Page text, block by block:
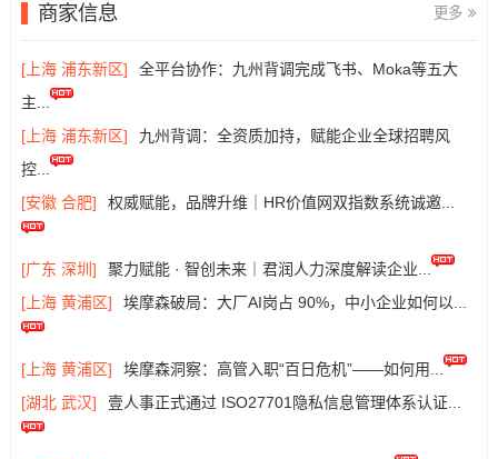
商家信息 更多
[上海 浦东新区]
全平台协作：九州背调完成飞书、Moka等五大
主...
[上海 浦东新区]
九州背调：全资质加持，赋能企业全球招聘风
控...
[安徽 合肥]
权威赋能，品牌升维｜HR价值网双指数系统诚邀...
[广东 深圳]
聚力赋能 · 智创未来｜君润人力深度解读企业...
[上海 黄浦区]
埃摩森破局：大厂AI岗占 90%，中小企业如何以...
[上海 黄浦区]
埃摩森洞察：高管入职“百日危机”——如何用...
[湖北 武汉]
壹人事正式通过 ISO27701隐私信息管理体系认证...